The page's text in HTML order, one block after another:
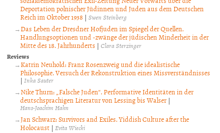
Deportation polnischer Jüdinnen und Juden aus dem Deutschen
Reich im Oktober 1938 | Swen Steinberg
Das Leben der Dresdner Hofjuden im Spiegel der Quellen.
Handlungsoptionen und -zwänge der jüdischen Minderheit in der
Mitte des 18. Jahrhunderts | Clara Sterzinger
Reviews
Katrin Neuhold: Franz Rosenzweig und die idealistische
Philosophie. Versuch der Rekonstruktion eines Missverständnisses
| Inka Sauter
Nike Thurn: „Falsche Juden“. Performative Identitäten in der
deutschsprachigen Literatur von Lessing bis Walser |
Hans-Joachim Hahn
Jan Schwarz: Survivors and Exiles. Yiddish Culture after the
Holocaust | Evita Wiecki